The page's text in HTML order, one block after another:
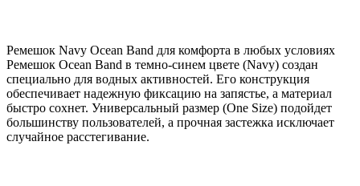
Ремешок Navy Ocean Band для комфорта в любых условиях
Ремешок Ocean Band в темно-синем цвете (Navy) создан
специально для водных активностей. Его конструкция
обеспечивает надежную фиксацию на запястье, а материал
быстро сохнет. Универсальный размер (One Size) подойдет
большинству пользователей, а прочная застежка исключает
случайное расстегивание.